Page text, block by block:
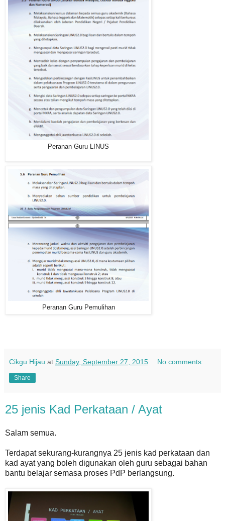
Peranan Guru LINUS
Peranan Guru Pemulihan
Cikgu Hijau at Sunday, September 27, 2015 No comments:
Share
25 jenis Kad Perkataan / Ayat
Salam semua.
Terdapat sekurang-kurangnya 25 jenis kad perkataan dan
kad ayat yang boleh digunakan oleh guru sebagai bahan
bantu belajar semasa proses PdP berlangsung.